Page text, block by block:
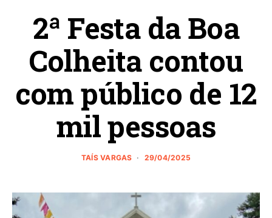
2ª Festa da Boa
Colheita contou
com público de 12
mil pessoas
TAÍS VARGAS 29/04/2025